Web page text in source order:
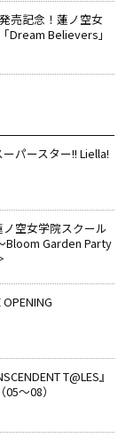
売記念！蓮ノ空女
Dream Believers」
パースター!! Liella!
ノ空女学院スクール
Bloom Garden Party
T@LES』
～08）